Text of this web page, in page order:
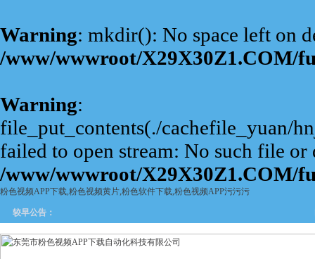
Warning: mkdir(): No space left on
/www/wwwroot/X29X30Z1.COM/
Warning:
file_put_contents(./cachefile_yuan/
failed to open stream: No such file
/www/wwwroot/X29X30Z1.COM/
粉色视频APP下载,粉色视频黄片,粉色软件下载,粉色视频APP污污污
较早公告：